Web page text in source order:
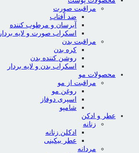
مراقبت صورت
ضد آفتاب
آبرسان و مرطوب کننده
اسکراب صورت و لایه بردار
مراقبت بدن
کره بدن
روشن کننده بدن
اسکراب بدن و لایه بردار
محصولات مو
مراقبت از مو
روغن مو
اسپری دوفاز
شامپو
عطر و ادکن
زنانه
ادکلن زنانه
عطر بیکینی
مردانه